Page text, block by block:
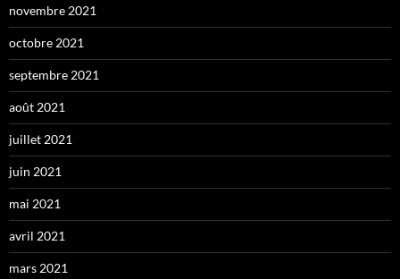
novembre 2021
octobre 2021
septembre 2021
août 2021
juillet 2021
juin 2021
mai 2021
avril 2021
mars 2021